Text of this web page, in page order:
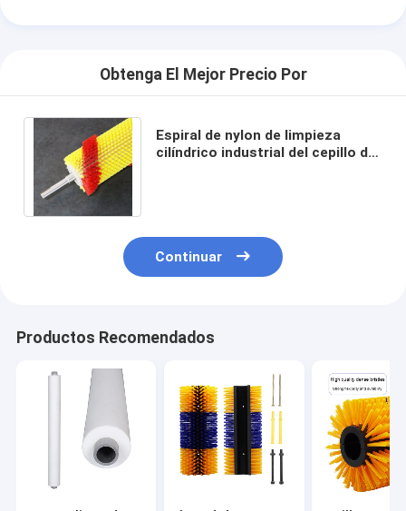
Obtenga El Mejor Precio Por
Espiral de nylon de limpieza
cilíndrico industrial del cepillo del
Continuar
Productos Recomendados